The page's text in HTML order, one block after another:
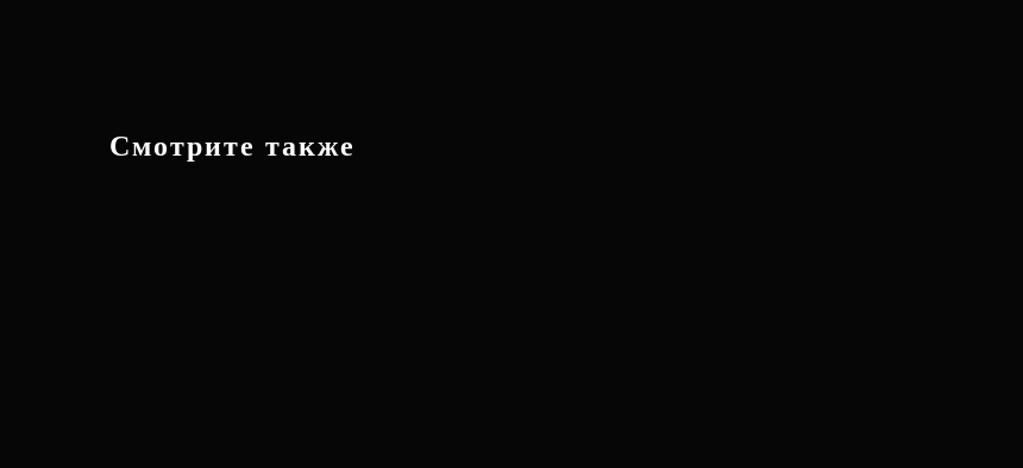
Смотрите также